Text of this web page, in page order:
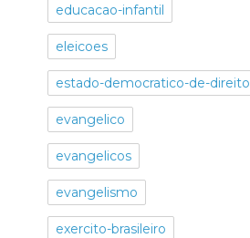
educacao-infantil
eleicoes
estado-democratico-de-direito
evangelico
evangelicos
evangelismo
exercito-brasileiro